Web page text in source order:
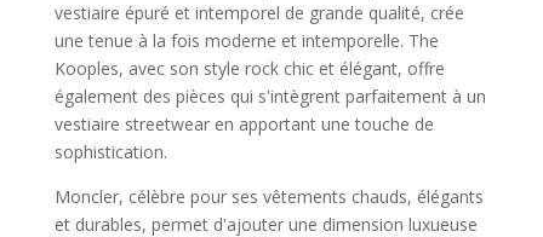
vestiaire épuré et intemporel de grande qualité, crée
une tenue à la fois moderne et intemporelle. The
Kooples, avec son style rock chic et élégant, offre
également des pièces qui s'intègrent parfaitement à un
vestiaire streetwear en apportant une touche de
sophistication.
Moncler, célèbre pour ses vêtements chauds, élégants
et durables, permet d'ajouter une dimension luxueuse